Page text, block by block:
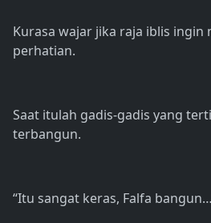
Kurasa wajar jika raja iblis ingin
perhatian.
Saat itulah gadis-gadis yang
terbangun.
“Itu sangat keras, Falfa